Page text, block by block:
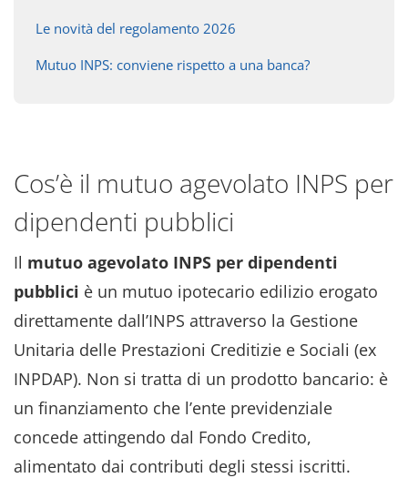
Le novità del regolamento 2026
Mutuo INPS: conviene rispetto a una banca?
Cos’è il mutuo agevolato INPS per
dipendenti pubblici
Il mutuo agevolato INPS per dipendenti
pubblici è un mutuo ipotecario edilizio erogato
direttamente dall’INPS attraverso la Gestione
Unitaria delle Prestazioni Creditizie e Sociali (ex
INPDAP). Non si tratta di un prodotto bancario: è
un finanziamento che l’ente previdenziale
concede attingendo dal Fondo Credito,
alimentato dai contributi degli stessi iscritti.